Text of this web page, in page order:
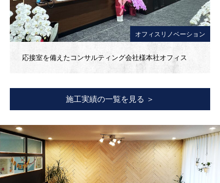
オフィスリノベーション
応接室を備えたコンサルティング会社様本社オフィス
施工実績の一覧を見る ＞